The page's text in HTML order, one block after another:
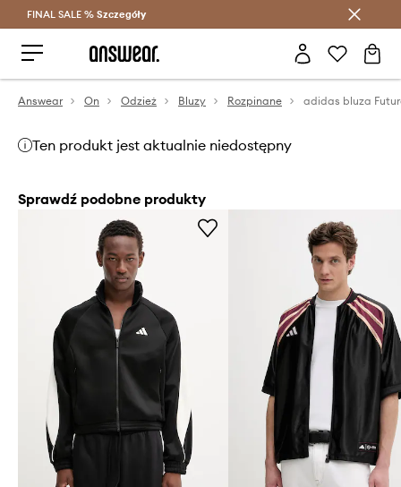
Oszczędzaj z Answear Club >
FINAL SALE % Szczegóły
Answear On Odzież Bluzy Rozpinane adidas bluza
Ten produkt jest aktualnie niedostępny
Sprawdź podobne produkty